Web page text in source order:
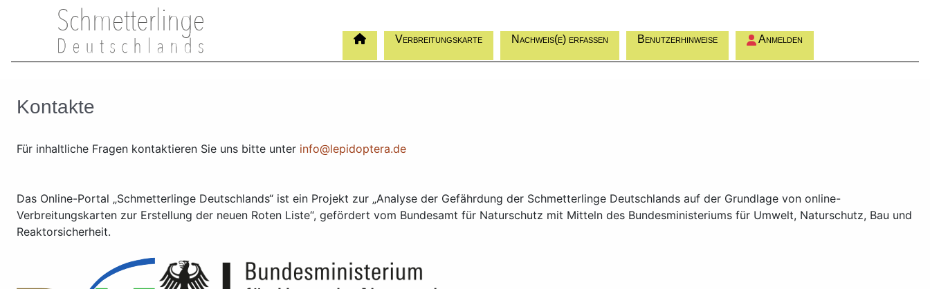
Verbreitungskarte Nachweis(e) erfassen Benutzerhinweise Anmelden
Kontakte
Für inhaltliche Fragen kontaktieren Sie uns bitte unter info@lepidoptera.de
Das Online-Portal „Schmetterlinge Deutschlands“ ist ein Projekt zur „Analyse der Gefährdung der Schmetterlinge Deutschlands auf der Grundlage von online-
Verbreitungskarten zur Erstellung der neuen Roten Liste“, gefördert vom Bundesamt für Naturschutz mit Mitteln des Bundesministeriums für Umwelt, Naturschutz, Bau und
Reaktorsicherheit.